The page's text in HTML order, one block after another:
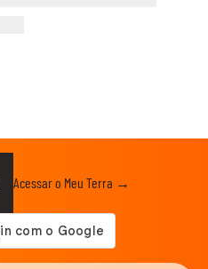
Acessar o Meu Terra →